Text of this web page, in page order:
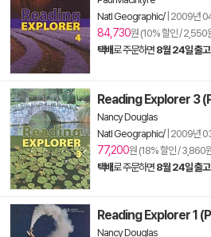
Natl Geographic/ 2009년
84,730원 (10% 할인 / 2,550
택배로 주문하면 8월 24일 출고
Reading Explorer 3
Nancy Douglas
Natl Geographic/ 2009년
77,200원 (18% 할인 / 3,860
택배로 주문하면 8월 24일 출고
Reading Explorer 1
Nancy Douglas